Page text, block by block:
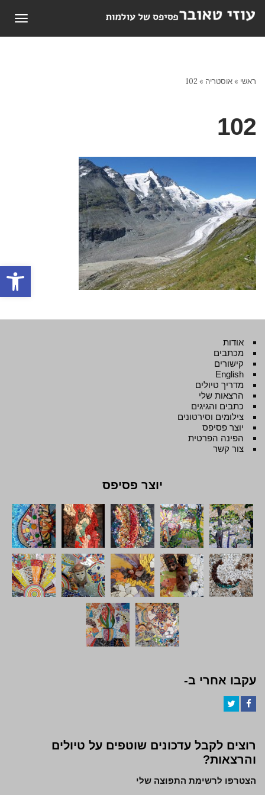
פתח
ראשי »אוסטריה »
102
102
אודות
מכתבים
קישורים
English
מדריך טיולים
הרצאות שלי
כתבים והגיגים
צילומים וסירטונים
יוצר פסיפס
הפינה הפרטית
צור קשר
יוצר פסיפס
עקבו אחרי ב-
רוצים לקבל עדכונים שוטפים על טיולים
והרצאות?
הצטרפו לרשימת התפוצה שלי